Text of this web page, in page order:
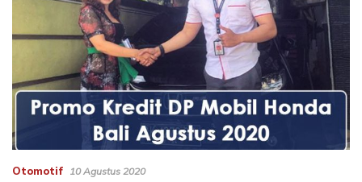
Otomotif 10 Agustus 2020